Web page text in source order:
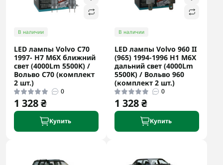
В наличии
LED лампы Volvo C70
1997- H7 M6X ближний
свет (4000Lm 5500K) /
Вольво C70 (комплект
2 шт.)
0
1 328 ₴
Купить
В наличии
LED лампы Volvo 960 II
(965) 1994-1996 H1 M6X
дальний свет (4000Lm
5500K) / Вольво 960
(комплект 2 шт.)
0
1 328 ₴
Купить